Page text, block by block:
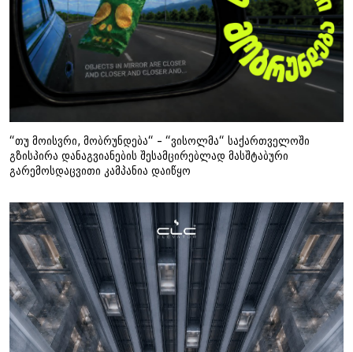
“თუ მოისვრი, მობრუნდება“ – “ვისოლმა“ საქართველოში
გზისპირა დანაგვიანების შესამცირებლად მასშტაბური
გარემოსდაცვითი კამპანია დაიწყო